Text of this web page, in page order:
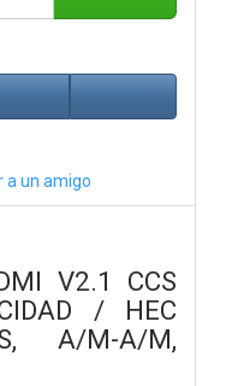
a un amigo
V2.1 CCS
/ HEC
A/M-A/M,